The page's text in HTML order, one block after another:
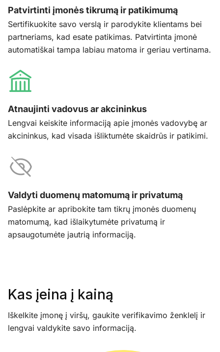
Patvirtinti įmonės tikrumą ir patikimumą
Sertifikuokite savo verslą ir parodykite klientams bei
partneriams, kad esate patikimas. Patvirtinta įmonė
automatiškai tampa labiau matoma ir geriau vertinama.
Atnaujinti vadovus ar akcininkus
Lengvai keiskite informaciją apie įmonės vadovybę ar
akcininkus, kad visada išliktumėte skaidrūs ir patikimi.
Valdyti duomenų matomumą ir privatumą
Paslėpkite ar apribokite tam tikrų įmonės duomenų
matomumą, kad išlaikytumėte privatumą ir
apsaugotumėte jautrią informaciją.
Kas įeina į kainą
Iškelkite įmonę į viršų, gaukite verifikavimo ženklelį ir
lengvai valdykite savo informaciją.